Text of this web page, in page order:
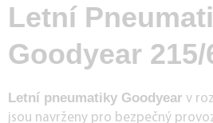
Letní
Goodyear 215/
Letní pneumatiky Goodyear v
jsou navrženy pro bezpečný